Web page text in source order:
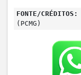
FONTE/CRÉDITOS:
(PCMG)